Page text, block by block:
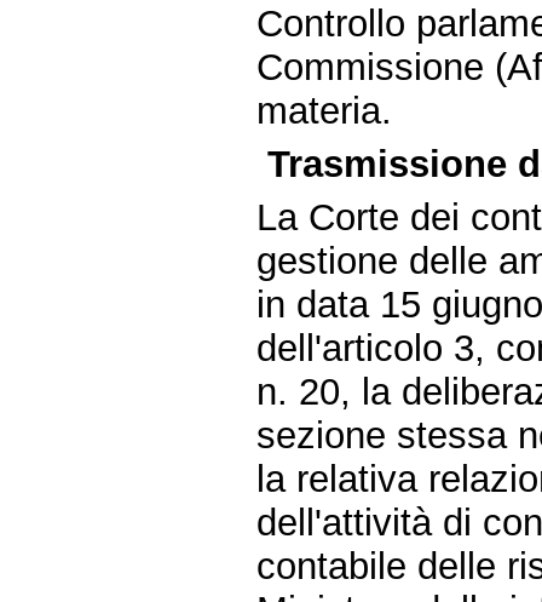
Controllo
Commissione
materia.
Trasmissione
La Corte dei
gestione delle
in data 15
dell'articolo 3,
n. 20, la
sezione stessa
la relativa
dell'attività di
contabile delle